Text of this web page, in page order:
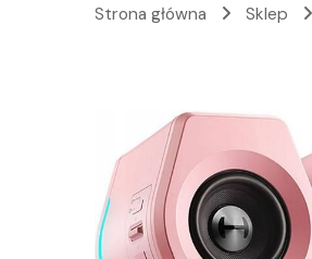
Strona główna Sklep